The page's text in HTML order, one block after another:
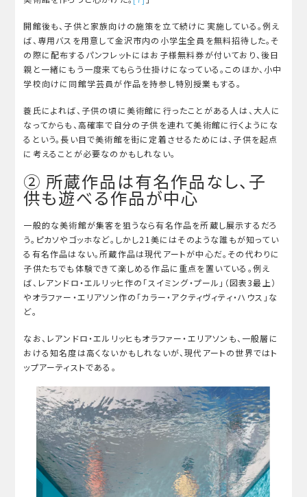
開館後も、子供と家族向けの施策を立て続けに実施している。例え
ば、専用バスを用意して金沢市内の小学生全員を無料招待した。そ
の際に配布するパンフレットにはお子様無料券が付いており、後日
親と一緒にもう一度来てもらう仕掛けになっている。このほか、小中
学校向けに同館学芸員が作品を持参し特別授業もする。
蓑氏によれば、子供の頃に美術館に行ったことがある人は、大人に
なってからも、高確率で自分の子供を連れて美術館に行くようにな
るという。長い目で美術館を街に定着させるためには、子供を起点
に考えることが必要なのかもしれない。
② 所蔵作品は有名作品なし、子
供も遊べる作品が中心
一般的な美術館が集客を狙うなら有名作品を所蔵し展示するだろ
う。ピカソやゴッホなど。しかし21美にはそのような誰もが知ってい
る有名作品はない。所蔵作品は現代アートが中心だ。その代わりに
子供たちでも体験できて楽しめる作品に重点を置いている。例え
ば、レアンドロ・エルリッヒ作の「スイミング・プール」（図表3最上）
やオラファー・エリアソン作の「カラー・アクティヴィティ・ハウス」な
ど。
なお、レアンドロ・エルリッヒもオラファー・エリアソンも、一般層に
おける知名度は高くないかもしれないが、現代アートの世界ではト
ップアーティストである。